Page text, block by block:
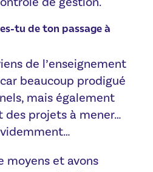
tu de ton passage à
de l’enseignement
beaucoup prodigué
mais également
des projets à mener…
moyens et avons